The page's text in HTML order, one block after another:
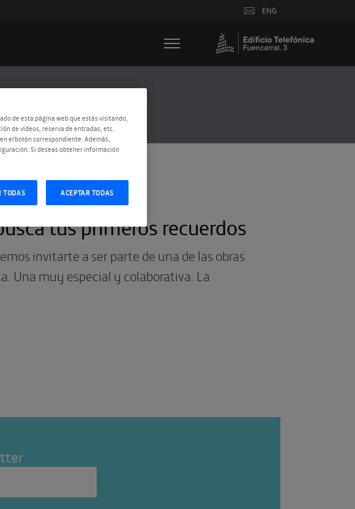
ENG
tus primeros recuerdos
invitarte a ser parte de una de las obras
Una muy especial y colaborativa. La
de esta página web que estás visitando,
de vídeos, reserva de entradas, etc.
el botón correspondiente. Además,
Si deseas obtener información
TODAS ACEPTAR TODAS